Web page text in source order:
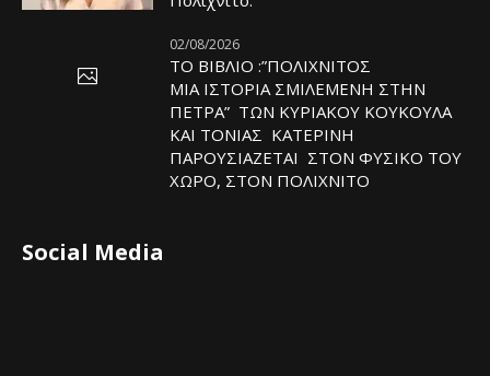
02/08/2026
ΤΟ ΒΙΒΛΙΟ :”ΠΟΛΙΧΝΙΤΟΣ
ΜΙΑ ΙΣΤΟΡΙΑ ΣΜΙΛΕΜΕΝΗ ΣΤΗΝ
ΠΕΤΡΑ” ΤΩΝ ΚΥΡΙΑΚΟΥ ΚΟΥΚΟΥΛΑ
ΚΑΙ ΤΟΝΙΑΣ ΚΑΤΕΡΙΝΗ
ΠΑΡΟΥΣΙΑΖΕΤΑΙ ΣΤΟΝ ΦΥΣΙΚΟ ΤOY
ΧΩΡΟ, ΣΤΟΝ ΠΟΛΙΧΝΙΤΟ
Social Media